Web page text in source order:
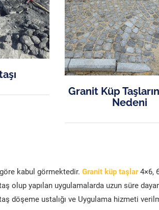
Granit Küp
Nedeni
kabul görmektedir. Granit küp taşlar 4×6,
olup yapılan uygulamalarda uzun süre
döşeme ustalığı ve Uygulama hizmeti